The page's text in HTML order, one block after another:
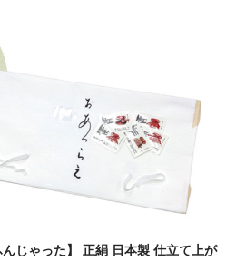
じゃった】 正絹 日本製 仕立て上が